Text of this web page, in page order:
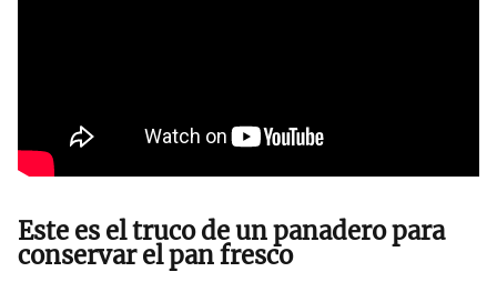
Este es el truco de un panadero para
conservar el pan fresco